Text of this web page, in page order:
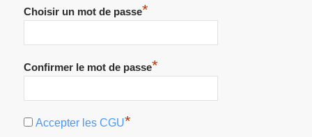
Choisir un mot de passe*
Confirmer le mot de passe*
Accepter les CGU*